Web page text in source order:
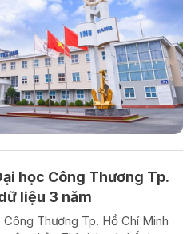
học Công Thương Tp.
liệu 3 năm
Thương Tp. Hồ Chí Minh